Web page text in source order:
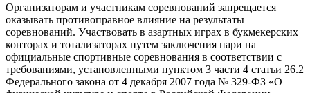
Организаторам и участникам соревнований запрещается
оказывать противоправное влияние на результаты
соревнований. Участвовать в азартных играх в букмекерских
конторах и тотализаторах путем заключения пари на
официальные спортивные соревнования в соответствии с
требованиями, установленными пунктом 3 части 4 статьи 26.2
Федерального закона от 4 декабря 2007 года № 329-ФЗ «О